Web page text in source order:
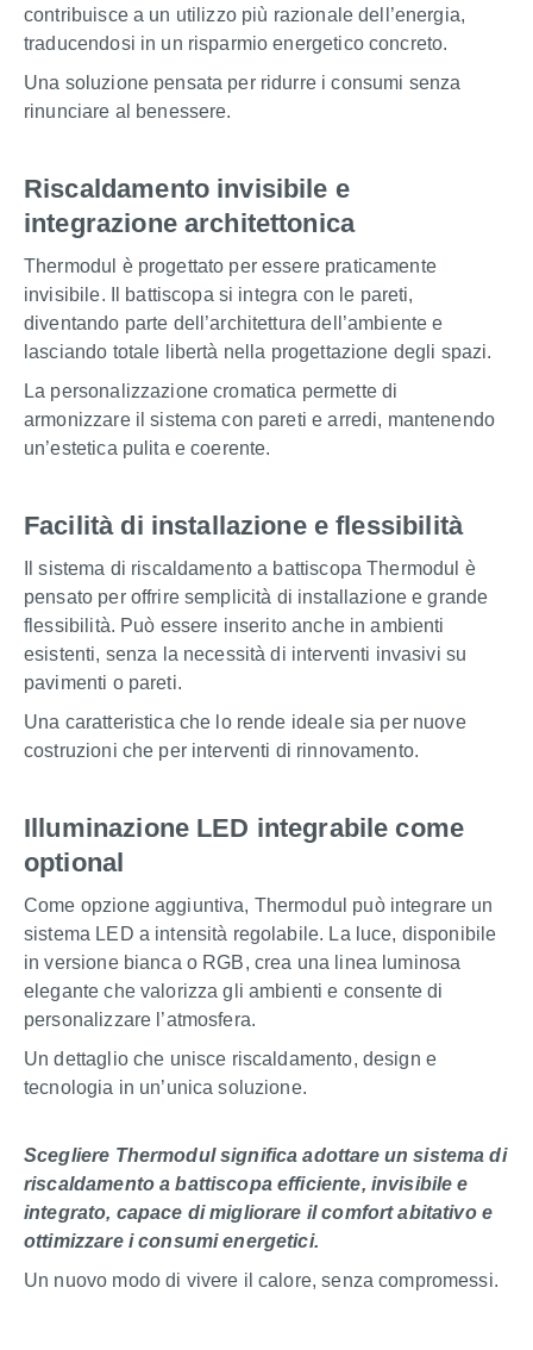
contribuisce a un utilizzo più razionale dell’energia,
traducendosi in un risparmio energetico concreto.
Una soluzione pensata per ridurre i consumi senza
rinunciare al benessere.
Riscaldamento invisibile e
integrazione architettonica
Thermodul è progettato per essere praticamente
invisibile. Il battiscopa si integra con le pareti,
diventando parte dell’architettura dell’ambiente e
lasciando totale libertà nella progettazione degli spazi.
La personalizzazione cromatica permette di
armonizzare il sistema con pareti e arredi, mantenendo
un’estetica pulita e coerente.
Facilità di installazione e flessibilità
Il sistema di riscaldamento a battiscopa Thermodul è
pensato per offrire semplicità di installazione e grande
flessibilità. Può essere inserito anche in ambienti
esistenti, senza la necessità di interventi invasivi su
pavimenti o pareti.
Una caratteristica che lo rende ideale sia per nuove
costruzioni che per interventi di rinnovamento.
Illuminazione LED integrabile come
optional
Come opzione aggiuntiva, Thermodul può integrare un
sistema LED a intensità regolabile. La luce, disponibile
in versione bianca o RGB, crea una linea luminosa
elegante che valorizza gli ambienti e consente di
personalizzare l’atmosfera.
Un dettaglio che unisce riscaldamento, design e
tecnologia in un’unica soluzione.
Scegliere Thermodul significa adottare un sistema di
riscaldamento a battiscopa efficiente, invisibile e
integrato, capace di migliorare il comfort abitativo e
ottimizzare i consumi energetici.
Un nuovo modo di vivere il calore, senza compromessi.